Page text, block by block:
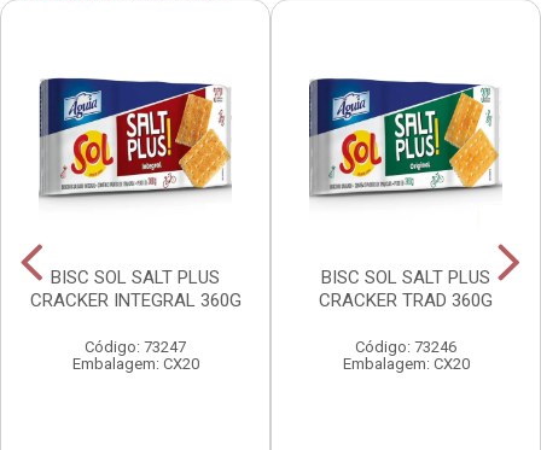
BISC SOL SALT PLUS
CRACKER INTEGRAL 360G
Código: 73247
Embalagem: CX20
BISC SOL SALT PLUS
CRACKER TRAD 360G
Código: 73246
Embalagem: CX20